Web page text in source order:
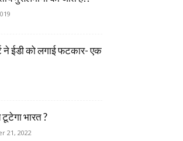
ईडी को लगाई फटकार- एक
भारत ?
21, 2022